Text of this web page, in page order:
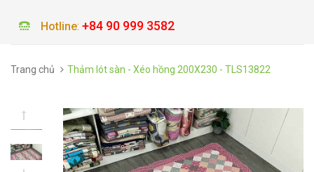
Hotline: +84 90 999 3582
Trang chủ Thảm lót sàn - Xéo hồng 200X230 - TLS13822